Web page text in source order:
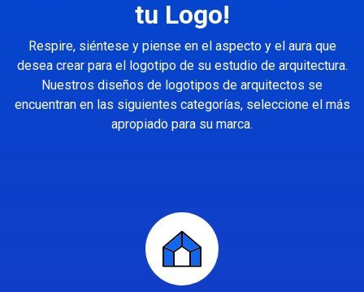
tu Logo!
Respire, siéntese y piense en el aspecto y el aura que
desea crear para el logotipo de su estudio de arquitectura.
Nuestros diseños de logotipos de arquitectos se
encuentran en las siguientes categorías, seleccione el más
apropiado para su marca.